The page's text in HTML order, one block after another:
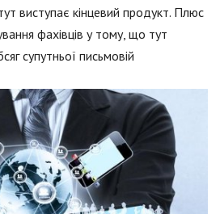
виступає кінцевий продукт. Плюс
фахівців у тому, що тут
супутньої письмовій